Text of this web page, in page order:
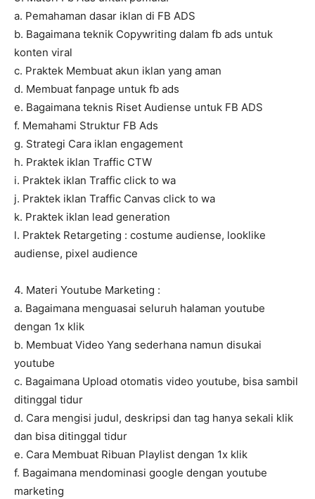
a. Pemahaman dasar iklan di FB ADS
b. Bagaimana teknik Copywriting dalam fb ads untuk
konten viral
c. Praktek Membuat akun iklan yang aman
d. Membuat fanpage untuk fb ads
e. Bagaimana teknis Riset Audiense untuk FB ADS
f. Memahami Struktur FB Ads
g. Strategi Cara iklan engagement
h. Praktek iklan Traffic CTW
i. Praktek iklan Traffic click to wa
j. Praktek iklan Traffic Canvas click to wa
k. Praktek iklan lead generation
l. Praktek Retargeting : costume audiense, looklike
audiense, pixel audience
4. Materi Youtube Marketing :
a. Bagaimana menguasai seluruh halaman youtube
dengan 1x klik
b. Membuat Video Yang sederhana namun disukai
youtube
c. Bagaimana Upload otomatis video youtube, bisa sambil
ditinggal tidur
d. Cara mengisi judul, deskripsi dan tag hanya sekali klik
dan bisa ditinggal tidur
e. Cara Membuat Ribuan Playlist dengan 1x klik
f. Bagaimana mendominasi google dengan youtube
marketing